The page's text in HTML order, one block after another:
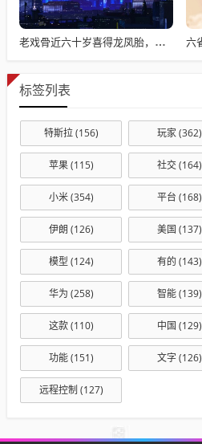
老戏骨近六十岁喜得龙凤胎，被误认作爷爷背后的故事揭秘
标签列表
特斯拉(156) 玩家(362)
苹果(115) 社交(164)
小米(354) 平台 (168)
伊朗 (126) 美国 (137)
模型 (124) 有的 (143)
华为 (258) 智能(139)
这款(110) 中国 (129)
功能(151) 文字(126)
远程控制 (127)